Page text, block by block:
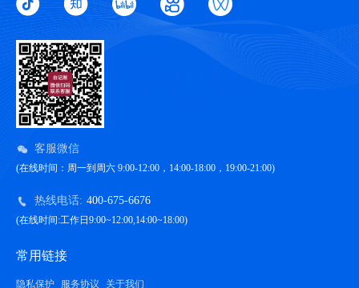
客服微信
(在线时间：周一到周六 9:00-12:00，14:00-18:00，19:00-21:00)
热线电话: 400-675-6676
(在线时间:工作日9:00~12:00,14:00~18:00)
常用链接
隐私保护 服务协议 关于我们